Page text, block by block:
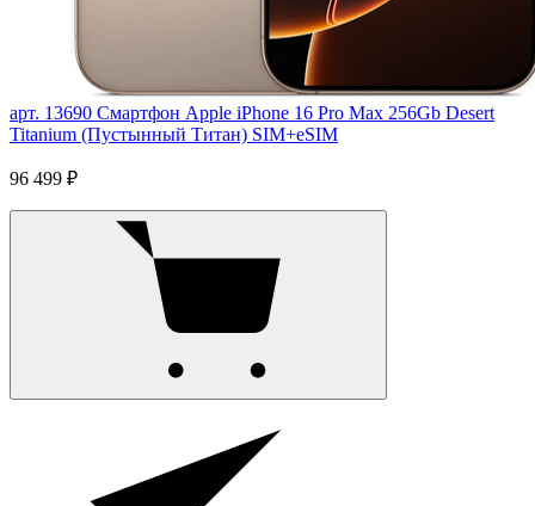
арт. 13690 Смартфон Apple iPhone 16 Pro Max 256Gb Desert
Titanium (Пустынный Титан) SIM+eSIM
96 499 ₽